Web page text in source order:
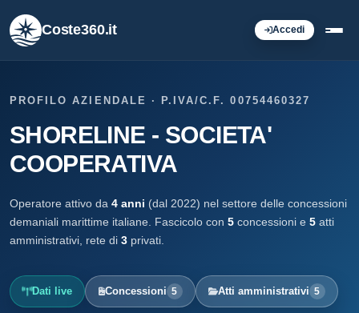
Coste360.it Accedi
PROFILO AZIENDALE · P.IVA/C.F. 00754460327
SHORELINE - SOCIETA'
COOPERATIVA
Operatore attivo da 4 anni (dal 2022) nel settore delle concessioni
demaniali marittime italiane. Fascicolo con 5 concessioni e 5 atti
amministrativi, rete di 3 privati.
Dati live Concessioni 5 Atti amministrativi 5